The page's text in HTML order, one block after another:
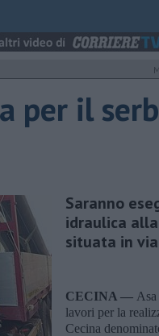
per il
Saranno
idraulica
situata in
CECINA —
lavori per la
Cecina